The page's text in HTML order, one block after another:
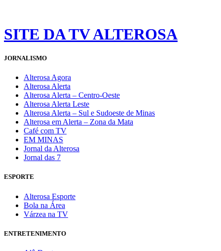
SITE DA TV ALTEROSA
JORNALISMO
Alterosa Agora
Alterosa Alerta
Alterosa Alerta – Centro-Oeste
Alterosa Alerta Leste
Alterosa Alerta – Sul e Sudoeste de Minas
Alterosa em Alerta – Zona da Mata
Café com TV
EM MINAS
Jornal da Alterosa
Jornal das 7
ESPORTE
Alterosa Esporte
Bola na Área
Várzea na TV
ENTRETENIMENTO